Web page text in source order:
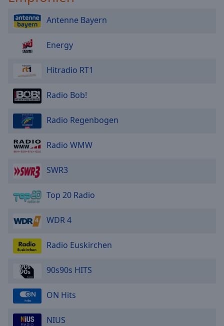
Antenne Bayern
Energy
Hitradio RT1
Radio Bob!
Radio Regenbogen
Radio WMW
SWR3
Top 20 Radio
WDR 4
Radio Euskirchen
90s90s HITS
ON Hits
NIUS